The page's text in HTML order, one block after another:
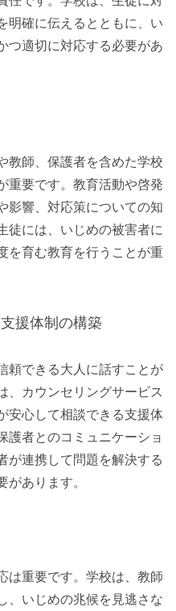
明確に伝えるとともに、い
つ適切に対応する必要があ
教師、保護者を含めた学校
重要です。教育活動や啓発
影響、対応策についての知
徒には、いじめの被害者に
を育む教育を行うことが重
援体制の構築
頼できる大人に話すことが
、カウンセリングサービス
安心して相談できる支援体
護者とのコミュニケーショ
が連携して問題を解決する
があります。
は重要です。学校は、教師
、いじめの兆候を見逃さな